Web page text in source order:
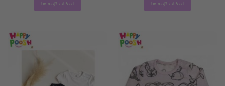
انتخاب گزینه ها
مختلفی
انتخاب گزینه ها